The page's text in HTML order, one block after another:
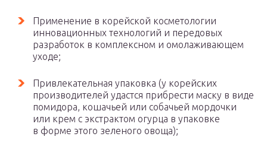
Применение в корейской косметологии
инновационных технологий и передовых
разработок в комплексном и омолаживающем
уходе;
Привлекательная упаковка (у корейских
производителей удастся прибрести маску в виде
помидора, кошачьей или собачьей мордочки
или крем с экстрактом огурца в упаковке
в форме этого зеленого овоща);